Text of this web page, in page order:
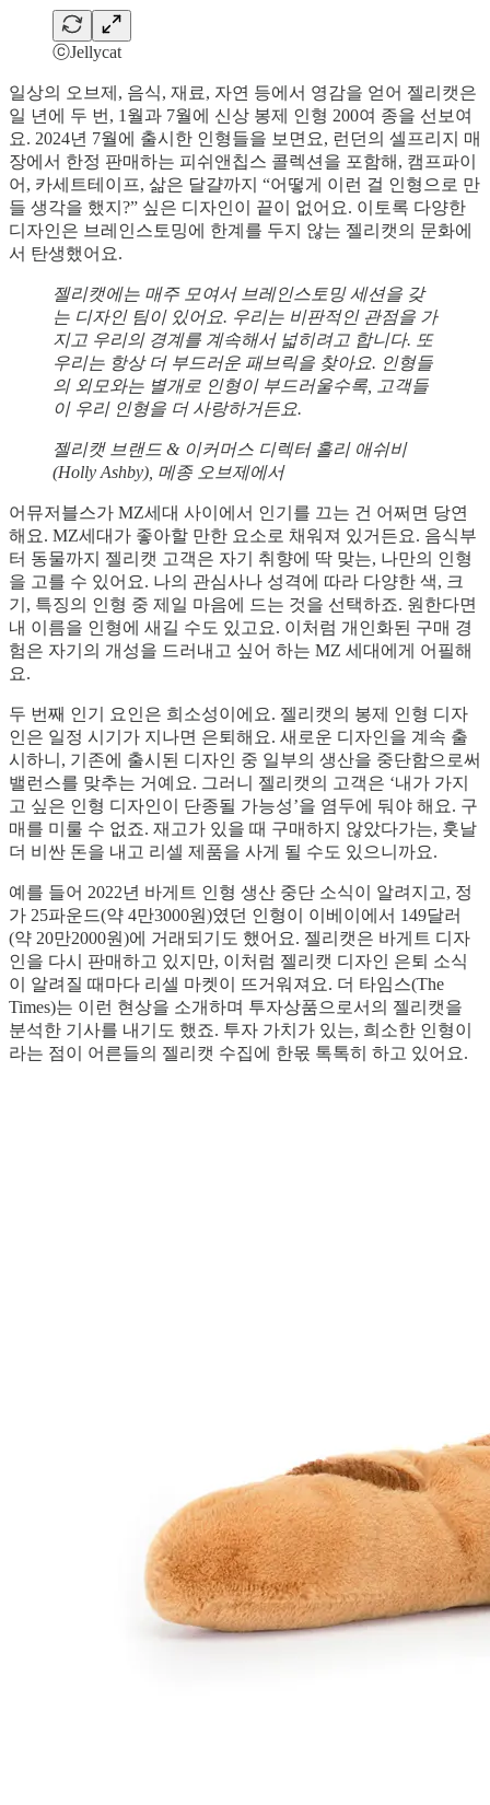
ⓒJellycat
일상의 오브제, 음식, 재료, 자연 등에서 영감을 얻어 젤리캣은
일 년에 두 번, 1월과 7월에 신상 봉제 인형 200여 종을 선보여
요. 2024년 7월에 출시한 인형들을 보면요, 런던의 셀프리지 매
장에서 한정 판매하는 피쉬앤칩스 콜렉션을 포함해, 캠프파이
어, 카세트테이프, 삶은 달걀까지 “어떻게 이런 걸 인형으로 만
들 생각을 했지?” 싶은 디자인이 끝이 없어요. 이토록 다양한
디자인은 브레인스토밍에 한계를 두지 않는 젤리캣의 문화에
서 탄생했어요.
젤리캣에는 매주 모여서 브레인스토밍 세션을 갖
는 디자인 팀이 있어요. 우리는 비판적인 관점을 가
지고 우리의 경계를 계속해서 넓히려고 합니다. 또
우리는 항상 더 부드러운 패브릭을 찾아요. 인형들
의 외모와는 별개로 인형이 부드러울수록, 고객들
이 우리 인형을 더 사랑하거든요.
젤리캣 브랜드 & 이커머스 디렉터 홀리 애쉬비
(Holly Ashby), 메종 오브제에서
어뮤저블스가 MZ세대 사이에서 인기를 끄는 건 어쩌면 당연
해요. MZ세대가 좋아할 만한 요소로 채워져 있거든요. 음식부
터 동물까지 젤리캣 고객은 자기 취향에 딱 맞는, 나만의 인형
을 고를 수 있어요. 나의 관심사나 성격에 따라 다양한 색, 크
기, 특징의 인형 중 제일 마음에 드는 것을 선택하죠. 원한다면
내 이름을 인형에 새길 수도 있고요. 이처럼 개인화된 구매 경
험은 자기의 개성을 드러내고 싶어 하는 MZ 세대에게 어필해
요.
두 번째 인기 요인은 희소성이에요. 젤리캣의 봉제 인형 디자
인은 일정 시기가 지나면 은퇴해요. 새로운 디자인을 계속 출
시하니, 기존에 출시된 디자인 중 일부의 생산을 중단함으로써
밸런스를 맞추는 거예요. 그러니 젤리캣의 고객은 ‘내가 가지
고 싶은 인형 디자인이 단종될 가능성’을 염두에 둬야 해요. 구
매를 미룰 수 없죠. 재고가 있을 때 구매하지 않았다가는, 훗날
더 비싼 돈을 내고 리셀 제품을 사게 될 수도 있으니까요.
예를 들어 2022년 바게트 인형 생산 중단 소식이 알려지고, 정
가 25파운드(약 4만3000원)였던 인형이 이베이에서 149달러
(약 20만2000원)에 거래되기도 했어요. 젤리캣은 바게트 디자
인을 다시 판매하고 있지만, 이처럼 젤리캣 디자인 은퇴 소식
이 알려질 때마다 리셀 마켓이 뜨거워져요. 더 타임스(The
Times)는 이런 현상을 소개하며 투자상품으로서의 젤리캣을
분석한 기사를 내기도 했죠. 투자 가치가 있는, 희소한 인형이
라는 점이 어른들의 젤리캣 수집에 한몫 톡톡히 하고 있어요.